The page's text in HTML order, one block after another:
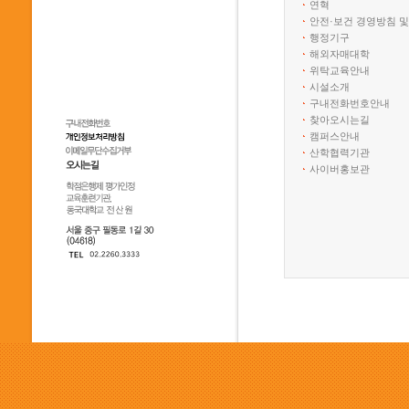
연혁
안전·보건 경영방침
행정기구
해외자매대학
위탁교육안내
시설소개
구내전화번호안내
찾아오시는길
캠퍼스안내
산학협력기관
사이버홍보관